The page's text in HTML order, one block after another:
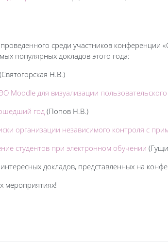
среди участников конференции
популярных докладов этого года:
(Святогорская Н.В.)
Moodle для визуализации
год (Попов Н.В.)
организации независимого контроля с
студентов при электронном обучении
докладов, представленных на
мероприятиях!